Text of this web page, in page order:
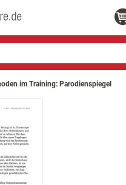
im Training: Parodienspiegel